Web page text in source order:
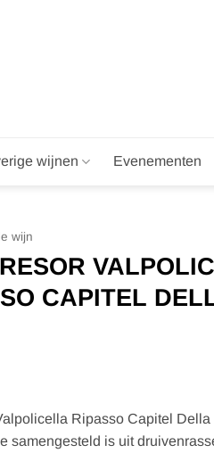
wijnen Evenementen
wijn
CAPITEL
Ripasso Capitel
samengesteld is uit